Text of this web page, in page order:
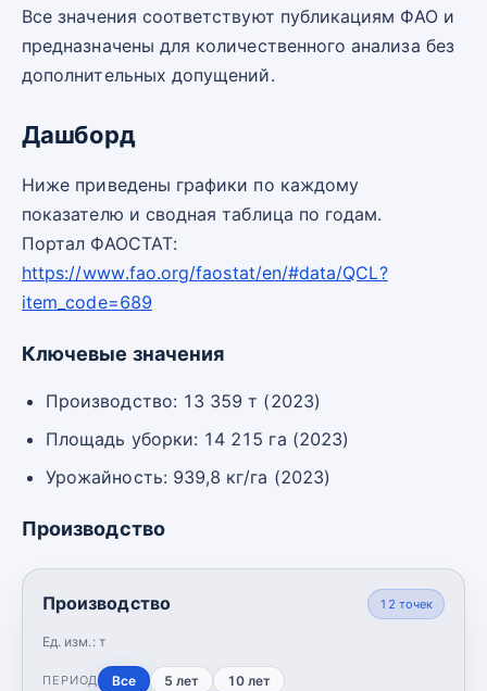
Все значения соответствуют публикациям ФАО и
предназначены для количественного анализа без
дополнительных допущений.
Дашборд
Ниже приведены графики по каждому
показателю и сводная таблица по годам.
Портал ФАОСТАТ:
https://www.fao.org/faostat/en/#data/QCL?
item_code=689
Ключевые значения
Производство: 13 359 т (2023)
Площадь уборки: 14 215 га (2023)
Урожайность: 939,8 кг/га (2023)
Производство
Производство
Ед. изм.: т
12 точек
ПЕРИОД Все 5 лет 10 лет